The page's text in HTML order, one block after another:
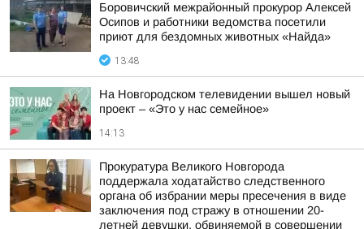
Боровичский межрайонный прокурор Алексей
Осипов и работники ведомства посетили
приют для бездомных животных «Найда»
13:48
На Новгородском телевидении вышел новый
проект – «Это у нас семейное»
14:13
Прокуратура Великого Новгорода
поддержала ходатайство следственного
органа об избрании меры пресечения в виде
заключения под стражу в отношении 20-
летней девушки, обвиняемой в совершении